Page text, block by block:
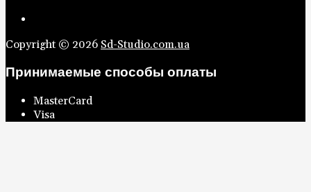
Copyright © 2026 Sd-Studio.com.ua
Принимаемые способы оплаты
MasterCard
Visa